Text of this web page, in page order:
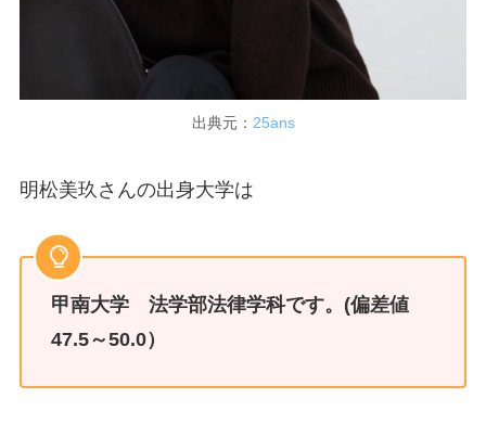
出典元： 25ans
明松美玖さんの出身大学は
甲南大学 法学部法律学科です。(偏差値
47.5～50.0）